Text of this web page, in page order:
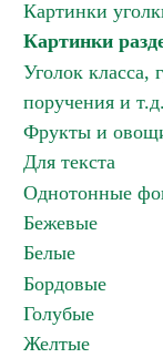
Картинки
Картинки
Уголок класса,
поручения и т.д.
Фрукты и
Для текста
Однотонные
Бежевые
Белые
Бордовые
Голубые
Желтые